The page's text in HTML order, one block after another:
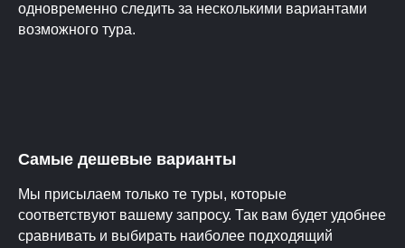
одновременно следить за несколькими вариантами
возможного тура.
Самые дешевые варианты
Мы присылаем только те туры, которые
соответствуют вашему запросу. Так вам будет удобнее
сравнивать и выбирать наиболее подходящий